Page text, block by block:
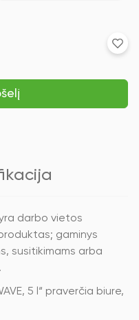
darbo vietos
gaminys
susitikimams arba
5 l“ praverčia biure,